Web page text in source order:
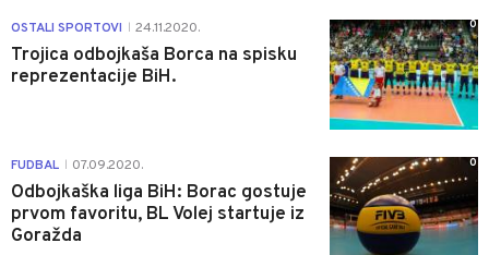
OSTALI SPORTOVI 24.11.2020.
Trojica odbojkaša Borca na spisku
reprezentacije BiH.
0
FUDBAL 07.09.2020.
Odbojkaška liga BiH: Borac gostuje
prvom favoritu, BL Volej startuje iz
Goražda
0